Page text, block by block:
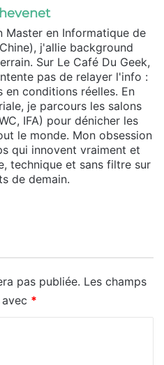
Master en Informatique de
j'allie background
Sur Le Café Du Geek,
pas de relayer l'info :
en conditions réelles. En
je parcours les salons
IFA) pour dénicher les
le monde. Mon obsession
qui innovent vraiment et
technique et sans filtre sur
de demain.
pas publiée. Les champs
*